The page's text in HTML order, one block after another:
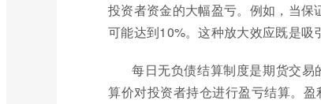
投资者资金的大幅盈亏。例如，当
可能达到10%。这种放大效应既是吸
每日无负债结算制度是期货交
算价对投资者持仓进行盈亏结算。